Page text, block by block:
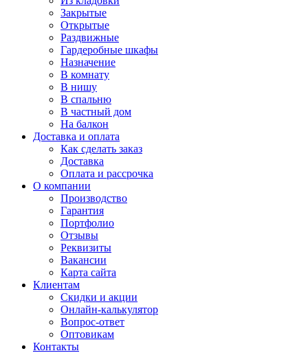
Закрытые
Открытые
Раздвижные
Гардеробные шкафы
Назначение
В комнату
В нишу
В спальню
В частный дом
На балкон
Доставка и оплата
Как сделать заказ
Доставка
Оплата и рассрочка
О компании
Производство
Гарантия
Портфолио
Отзывы
Реквизиты
Вакансии
Карта сайта
Клиентам
Скидки и акции
Онлайн-калькулятор
Вопрос-ответ
Оптовикам
Контакты